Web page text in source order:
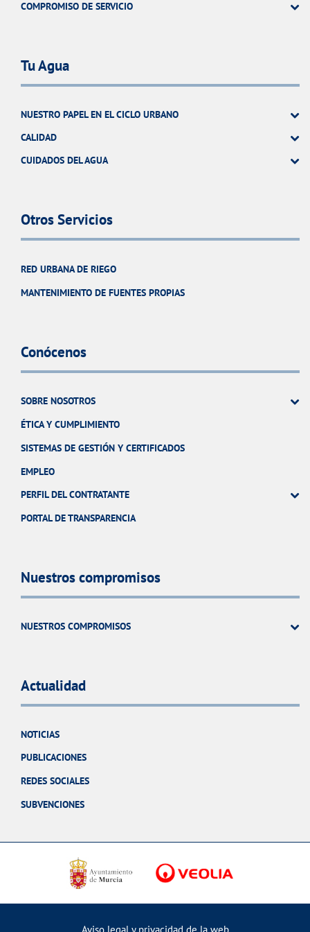
COMPROMISO DE SERVICIO
Tu Agua
NUESTRO PAPEL EN EL CICLO URBANO
CALIDAD
CUIDADOS DEL AGUA
Otros Servicios
RED URBANA DE RIEGO
MANTENIMIENTO DE FUENTES PROPIAS
Conócenos
SOBRE NOSOTROS
ÉTICA Y CUMPLIMIENTO
SISTEMAS DE GESTIÓN Y CERTIFICADOS
EMPLEO
PERFIL DEL CONTRATANTE
PORTAL DE TRANSPARENCIA
Nuestros compromisos
NUESTROS COMPROMISOS
Actualidad
NOTICIAS
PUBLICACIONES
REDES SOCIALES
SUBVENCIONES
Aviso legal y privacidad de la web